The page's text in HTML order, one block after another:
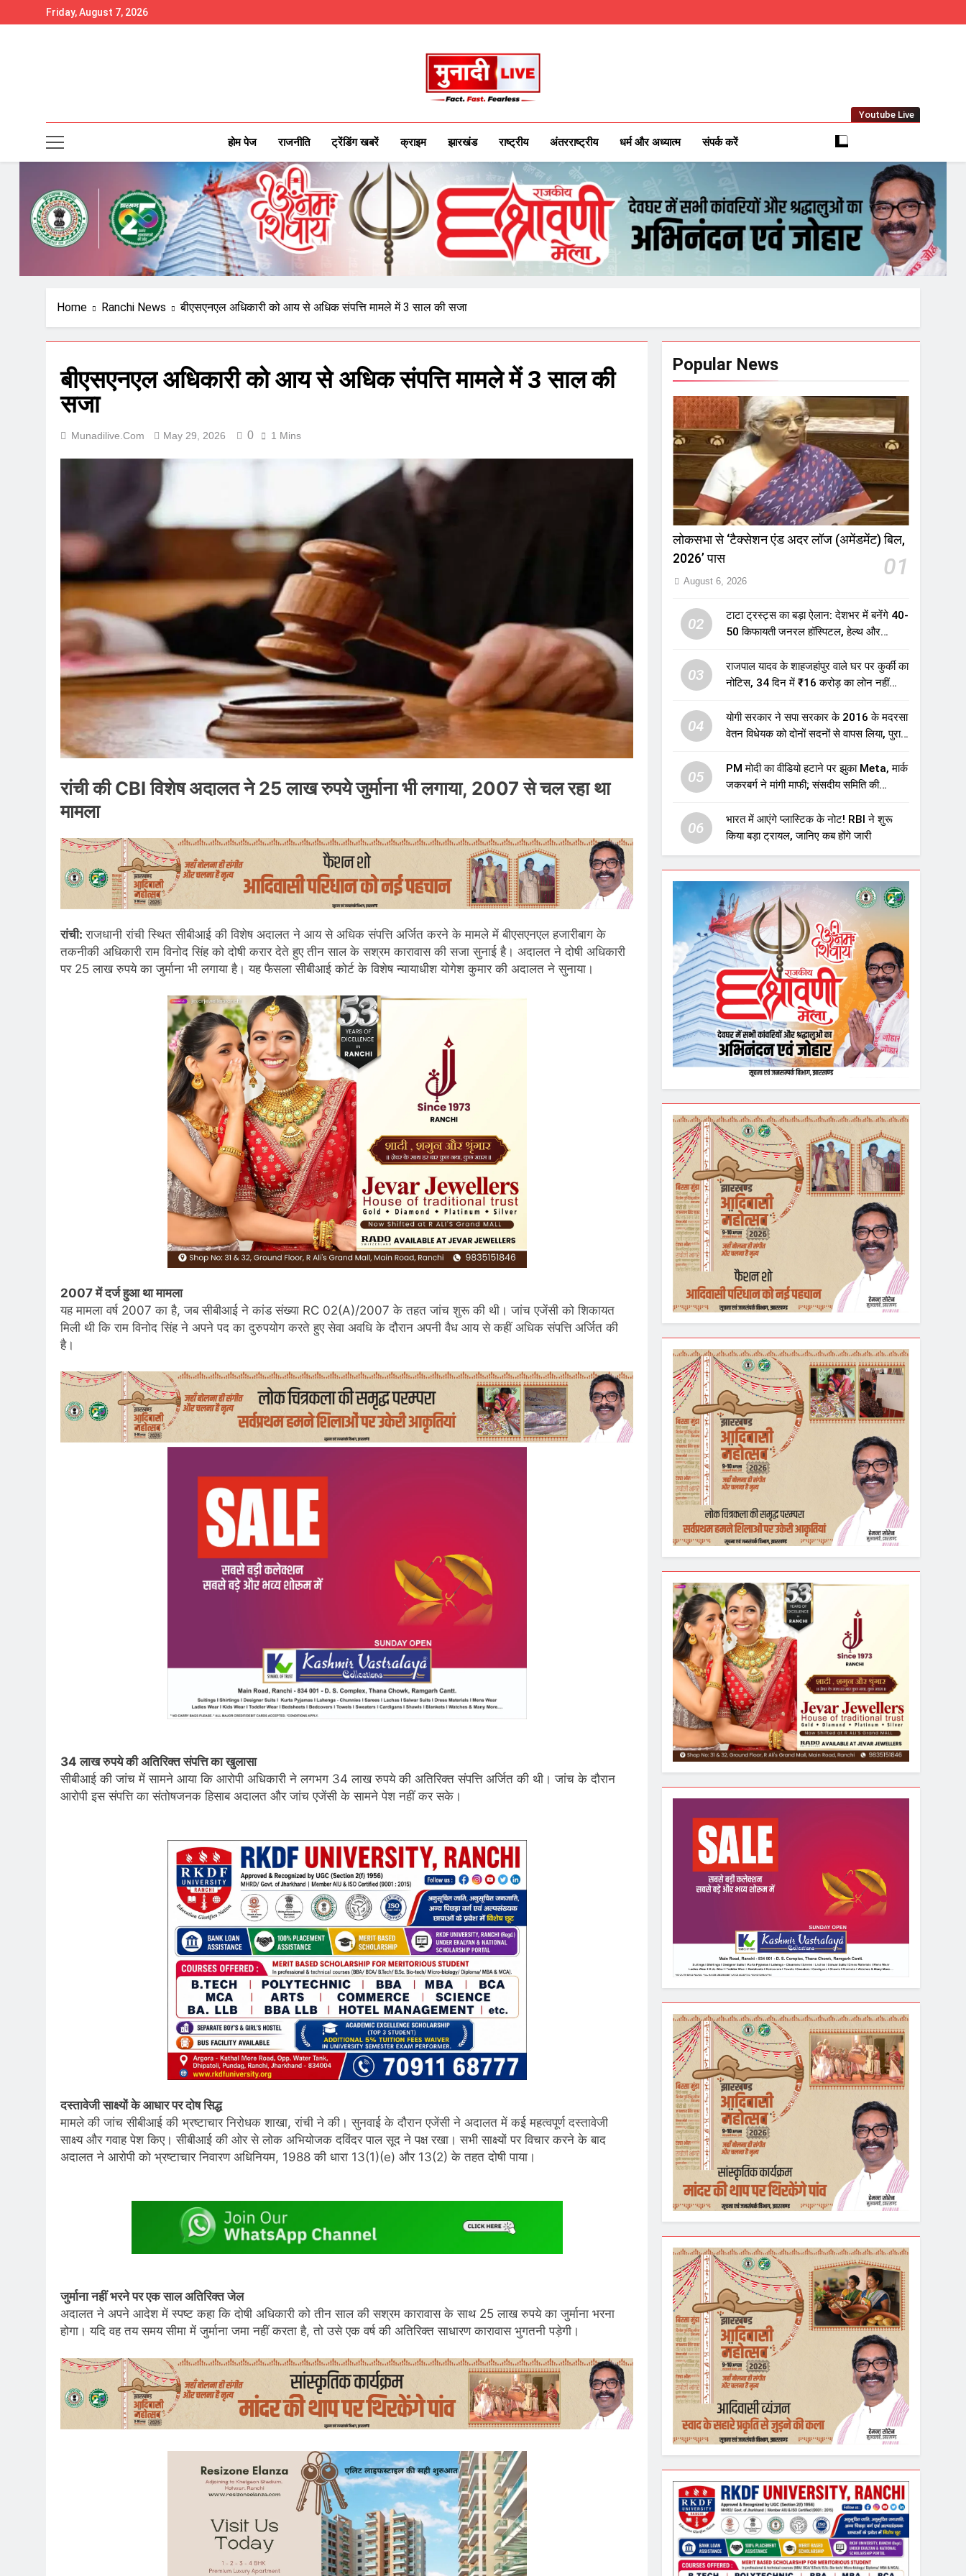
to
Friday, August 7, 2026
Munadilive.com
Munadi Live – Jharkhand's Leading Local News Network
Youtube Live
होम पेज राजनीति ट्रेंडिंग खबरें क्राइम झारखंड राष्ट्रीय अंतरराष्ट्रीय धर्म और अध्यात्म संपर्क करें
Home Ranchi News बीएसएनएल अधिकारी को आय से अधिक संपत्ति मामले में 3 साल की सजा
बीएसएनएल अधिकारी को आय से अधिक संपत्ति मामले में 3 साल की
सजा
Munadilive.com May 29, 2026 0 1 Mins
रांची की CBI विशेष अदालत ने 25 लाख रुपये जुर्माना भी लगाया, 2007 से चल रहा था
मामला
रांची:राजधानी रांची स्थित सीबीआई की विशेष अदालत ने आय से अधिक संपत्ति अर्जित करने के मामले में बीएसएनएल हजारीबाग के
तकनीकी अधिकारी राम विनोद सिंह को दोषी करार देते हुए तीन साल के सश्रम कारावास की सजा सुनाई है। अदालत ने दोषी अधिकारी
पर 25 लाख रुपये का जुर्माना भी लगाया है। यह फैसला सीबीआई कोर्ट के विशेष न्यायाधीश योगेश कुमार की अदालत ने सुनाया।
2007 में दर्ज हुआ था मामला
यह मामला वर्ष 2007 का है, जब सीबीआई ने कांड संख्या RC 02(A)/2007 के तहत जांच शुरू की थी। जांच एजेंसी को शिकायत
मिली थी कि राम विनोद सिंह ने अपने पद का दुरुपयोग करते हुए सेवा अवधि के दौरान अपनी वैध आय से कहीं अधिक संपत्ति अर्जित की
है।
34 लाख रुपये की अतिरिक्त संपत्ति का खुलासा
सीबीआई की जांच में सामने आया कि आरोपी अधिकारी ने लगभग 34 लाख रुपये की अतिरिक्त संपत्ति अर्जित की थी। जांच के दौरान
आरोपी इस संपत्ति का संतोषजनक हिसाब अदालत और जांच एजेंसी के सामने पेश नहीं कर सके।
दस्तावेजी साक्ष्यों के आधार पर दोष सिद्ध
मामले की जांच सीबीआई की भ्रष्टाचार निरोधक शाखा, रांची ने की। सुनवाई के दौरान एजेंसी ने अदालत में कई महत्वपूर्ण दस्तावेजी
साक्ष्य और गवाह पेश किए। सीबीआई की ओर से लोक अभियोजक दविंदर पाल सूद ने पक्ष रखा। सभी साक्ष्यों पर विचार करने के बाद
अदालत ने आरोपी को भ्रष्टाचार निवारण अधिनियम, 1988 की धारा 13(1)(e) और 13(2) के तहत दोषी पाया।
जुर्माना नहीं भरने पर एक साल अतिरिक्त जेल
अदालत ने अपने आदेश में स्पष्ट कहा कि दोषी अधिकारी को तीन साल की सश्रम कारावास के साथ 25 लाख रुपये का जुर्माना भरना
होगा। यदि वह तय समय सीमा में जुर्माना जमा नहीं करता है, तो उसे एक वर्ष की अतिरिक्त साधारण कारावास भुगतनी पड़ेगी।
Popular News
लोकसभा से ‘टैक्सेशन एंड अदर लॉज (अमेंडमेंट) बिल,
2026’ पास
01
August 6, 2026
02
टाटा ट्रस्ट्स का बड़ा ऐलान: देशभर में बनेंगे 40-
50 किफायती जनरल हॉस्पिटल, हेल्थ और
03
राजपाल यादव के शाहजहांपुर वाले घर पर कुर्की का
नोटिस, 34 दिन में ₹16 करोड़ का लोन नहीं
04
योगी सरकार ने सपा सरकार के 2016 के मदरसा
वेतन विधेयक को दोनों सदनों से वापस लिया, पुराने
उठाए सवाल
05
PM मोदी का वीडियो हटाने पर झुका Meta, मार्क
जकरबर्ग ने मांगी माफी; संसदीय समिति की
06
भारत में आएंगे प्लास्टिक के नोट! RBI ने शुरू
किया बड़ा ट्रायल, जानिए कब होंगे जारी